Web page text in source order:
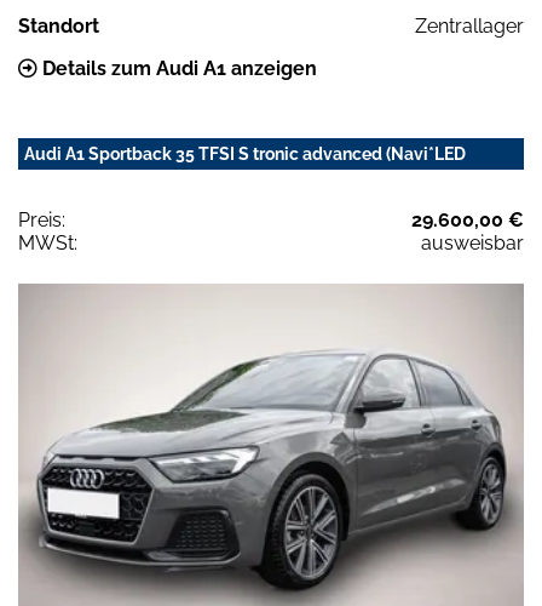
Standort
Zentrallager
Details zum Audi A1 anzeigen
Audi A1 Sportback 35 TFSI S tronic advanced (Navi*LED
Preis:
29.600,00 €
MWSt:
ausweisbar